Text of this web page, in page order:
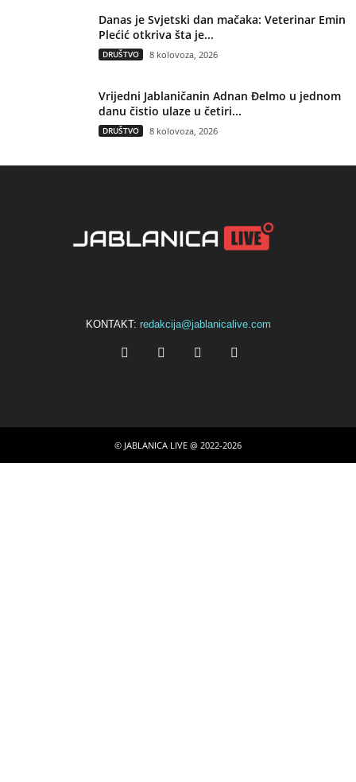
Danas je Svjetski dan mačaka: Veterinar Emin
Plećić otkriva šta je...
DRUŠTVO 8 kolovoza, 2026
Vrijedni Jablaničanin Adnan Đelmo u jednom
danu čistio ulaze u četiri...
DRUŠTVO 8 kolovoza, 2026
KONTAKT: redakcija@jablanicalive.com
© JABLANICA LIVE @ 2022-2026